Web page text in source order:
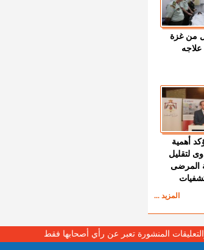
من غزة
أهمية
لتقليل
المرضى
المزيد ...
المنشورة تعبر عن رأي أصحابها فقط